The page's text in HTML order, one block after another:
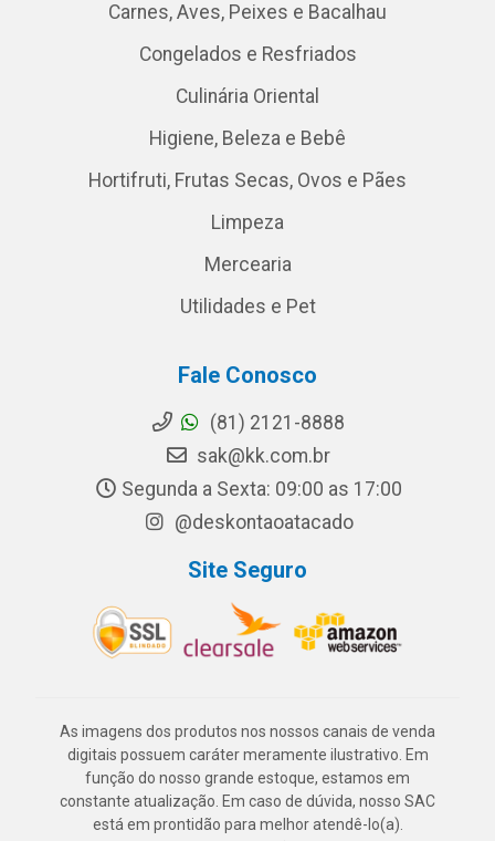
Carnes, Aves, Peixes e Bacalhau
Congelados e Resfriados
Culinária Oriental
Higiene, Beleza e Bebê
Hortifruti, Frutas Secas, Ovos e Pães
Limpeza
Mercearia
Utilidades e Pet
Fale Conosco
(81) 2121-8888
sak@kk.com.br
Segunda a Sexta: 09:00 as 17:00
@deskontaoatacado
Site Seguro
As imagens dos produtos nos nossos canais de venda
digitais possuem caráter meramente ilustrativo. Em
função do nosso grande estoque, estamos em
constante atualização. Em caso de dúvida, nosso SAC
está em prontidão para melhor atendê-lo(a).